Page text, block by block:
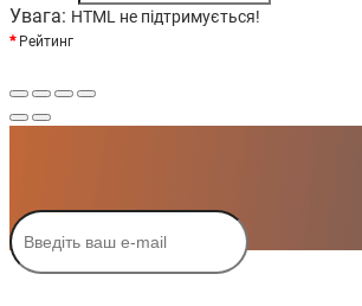
Увага: HTML не підтримується!
Рейтинг